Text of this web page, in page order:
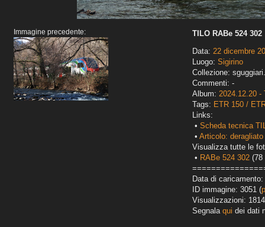
Immagine precedente:
TILO RABe 524 302
Data: 22 dicembre
Luogo: Sigirino
Collezione:
Commenti: -
Album: 2024.12.20 -
Tags: ETR 150 /
Links:
• Scheda tecnica
• Articolo:
Visualizza tutte le
• RABe 524 302 (78
Data di
ID immagine: 3051 (
Visualizzazioni: 1814
Segnala qui dei dati